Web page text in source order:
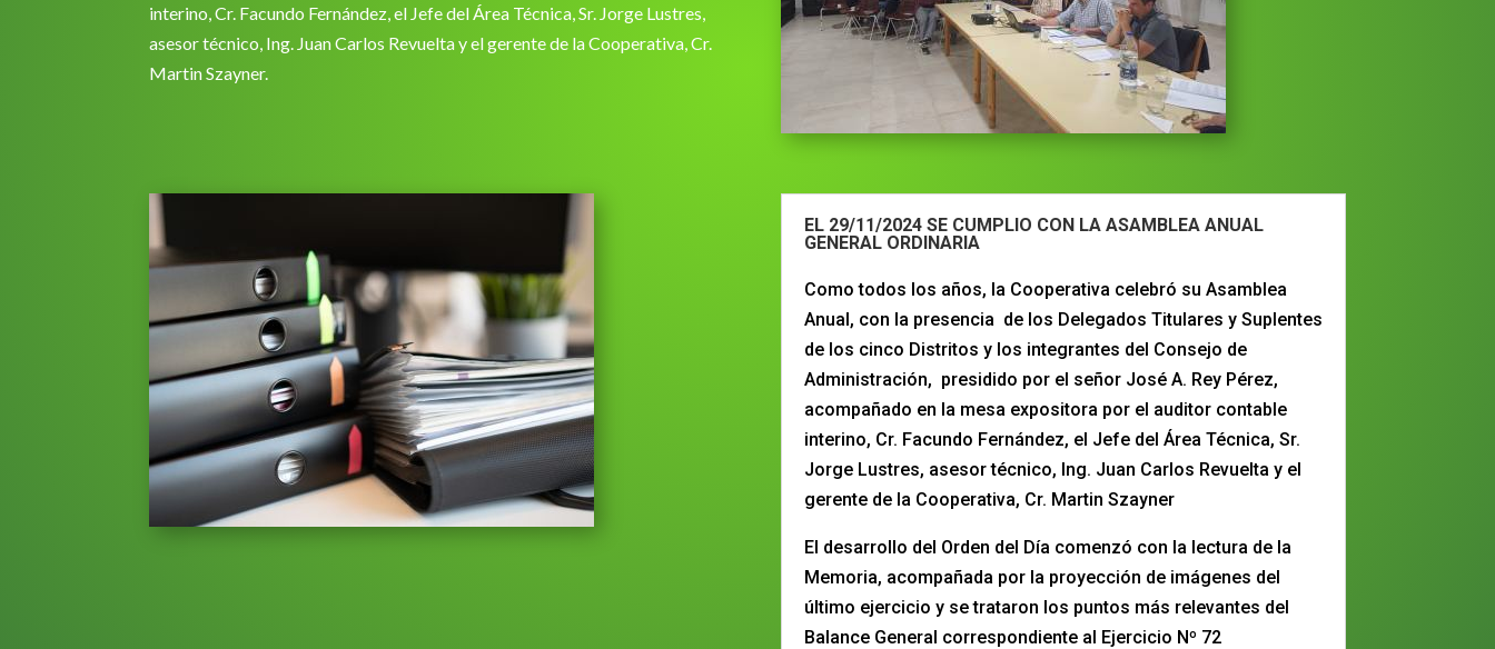
interino, Cr. Facundo Fernández, el Jefe del Área Técnica, Sr. Jorge Lustres,
asesor técnico, Ing. Juan Carlos Revuelta y el gerente de la Cooperativa, Cr.
Martin Szayner.
EL 29/11/2024 SE CUMPLIO CON LA ASAMBLEA ANUAL
GENERAL ORDINARIA
Como todos los años, la Cooperativa celebró su Asamblea
Anual, con la presencia de los Delegados Titulares y Suplentes
de los cinco Distritos y los integrantes del Consejo de
Administración, presidido por el señor José A. Rey Pérez,
acompañado en la mesa expositora por el auditor contable
interino, Cr. Facundo Fernández, el Jefe del Área Técnica, Sr.
Jorge Lustres, asesor técnico, Ing. Juan Carlos Revuelta y el
gerente de la Cooperativa, Cr. Martin Szayner
El desarrollo del Orden del Día comenzó con la lectura de la
Memoria, acompañada por la proyección de imágenes del
último ejercicio y se trataron los puntos más relevantes del
Balance General correspondiente al Ejercicio Nº 72